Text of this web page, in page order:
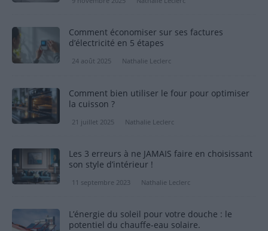
Comment économiser sur ses factures
d’électricité en 5 étapes
24 août 2025 Nathalie Leclerc
Comment bien utiliser le four pour optimiser
la cuisson ?
21 juillet 2025 Nathalie Leclerc
Les 3 erreurs à ne JAMAIS faire en choisissant
son style d’intérieur !
11 septembre 2023 Nathalie Leclerc
L’énergie du soleil pour votre douche : le
potentiel du chauffe-eau solaire.